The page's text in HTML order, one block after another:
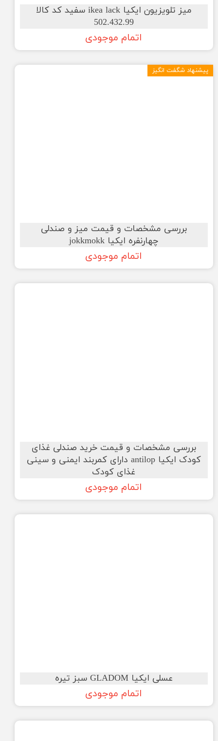
میز تلویزیون ایکیا ikea lack سفید کد کالا
502.432.99
اتمام موجودی
بررسی مشخصات و قیمت میز و صندلی
چهارنفره ایکیا jokkmokk
اتمام موجودی
پیشنهاد شگفت انگیز
بررسی مشخصات و قیمت خرید صندلی غذای
کودک ایکیا antilop دارای کمربند ایمنی و سینی
غذای کودک
اتمام موجودی
عسلی ایکیا GLADOM سبز تیره
اتمام موجودی